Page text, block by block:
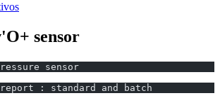
sensor
sensor
: standard and batch